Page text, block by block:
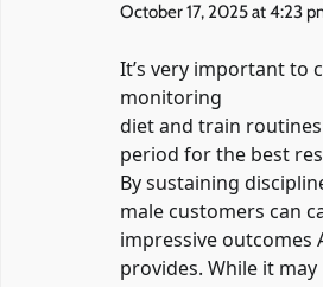
October 17, 2025 at 4:23
It’s very important to
monitoring
diet and train
period for the best
By sustaining
male customers can
impressive outcomes
provides. While it